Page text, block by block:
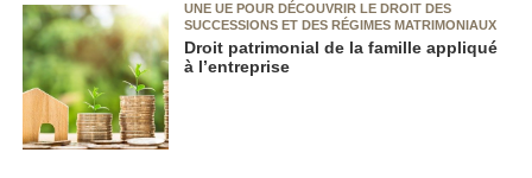
UNE UE POUR DÉCOUVRIR LE DROIT DES
SUCCESSIONS ET DES RÉGIMES MATRIMONIAUX
Droit patrimonial de la famille appliqué
à l’entreprise